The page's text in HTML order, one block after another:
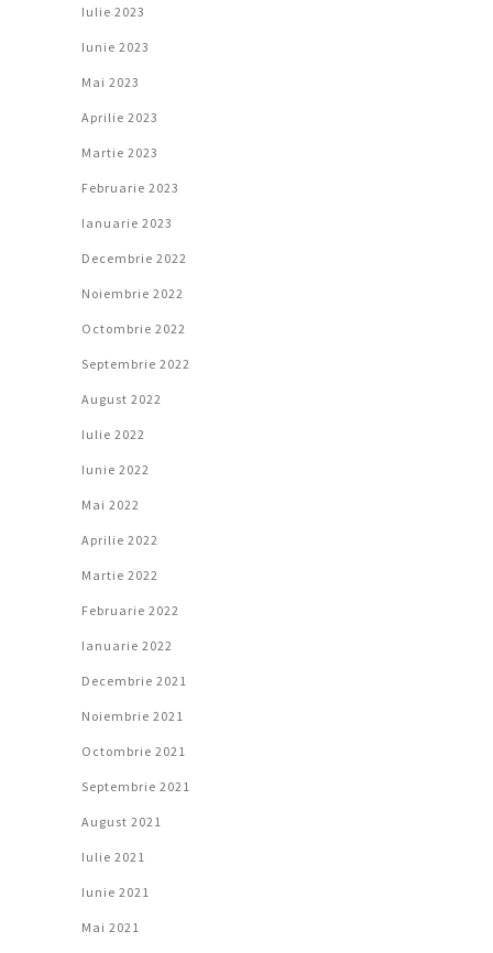
Iulie 2023
Iunie 2023
Mai 2023
Aprilie 2023
Martie 2023
Februarie 2023
Ianuarie 2023
Decembrie 2022
Noiembrie 2022
Octombrie 2022
Septembrie 2022
August 2022
Iulie 2022
Iunie 2022
Mai 2022
Aprilie 2022
Martie 2022
Februarie 2022
Ianuarie 2022
Decembrie 2021
Noiembrie 2021
Octombrie 2021
Septembrie 2021
August 2021
Iulie 2021
Iunie 2021
Mai 2021